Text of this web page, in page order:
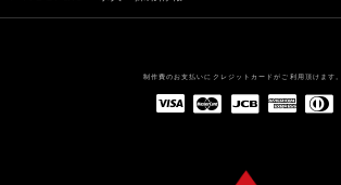
制作費のお支払いにクレジットカードがご利用頂けます。